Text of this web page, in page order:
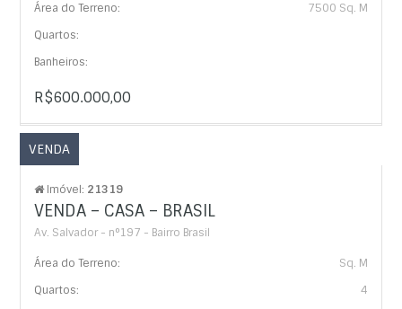
Área do Terreno:
7500 Sq. M
Quartos:
Banheiros:
R$600.000,00
VENDA
Imóvel: 21319
VENDA – CASA – BRASIL
Av. Salvador - n°197 - Bairro Brasil
Área do Terreno:
Sq. M
Quartos:
4